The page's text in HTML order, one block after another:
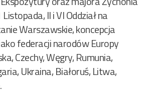
II i VI Oddział na
Warszawskie, koncepcja
federacji narodów Europy
Czechy, Węgry, Rumunia,
Ukraina, Białoruś, Litwa,